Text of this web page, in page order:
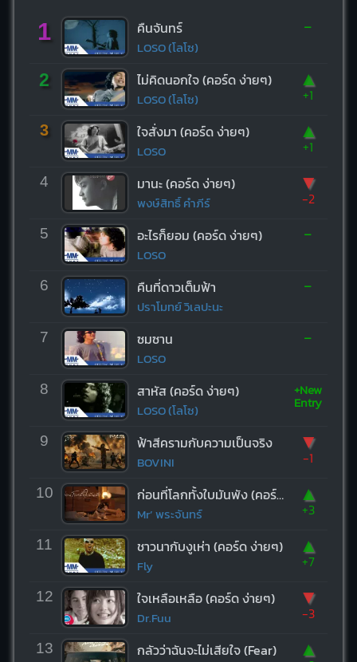
1 คืนจันทร์
LOSO (โลโซ)
-
2 ไม่คิดนอกใจ (คอร์ด ง่ายๆ)
LOSO (โลโซ)
▲
+1
3 ใจสั่งมา (คอร์ด ง่ายๆ)
LOSO
▲
+1
4 มานะ (คอร์ด ง่ายๆ)
พงษ์สิทธิ์ คำภีร์
▼
-2
5 อะไรก็ยอม (คอร์ด ง่ายๆ)
LOSO
-
6 คืนที่ดาวเต็มฟ้า
ปราโมทย์ วิเลปะนะ
-
7 ซมซาน
LOSO
-
8 สาหัส (คอร์ด ง่ายๆ)
LOSO (โลโซ)
+New
Entry
9 ฟ้าสีครามกับความเป็นจริง
BOVINI
▼
-1
10 ก่อนที่โลกทั้งใบมันพัง (คอร์ด ง่ายๆ)
Mr’ พระจันทร์
▲
+3
11 ชาวนากับงูเห่า (คอร์ด ง่ายๆ)
Fly
▲
+7
12 ใจเหลือเหลือ (คอร์ด ง่ายๆ)
Dr.Fuu
▼
-3
13 กลัวว่าฉันจะไม่เสียใจ (Fear) ▲